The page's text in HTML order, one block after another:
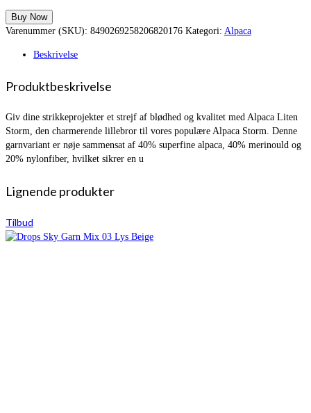
pris
var:
er:
Buy Now
Varenummer (SKU): 8490269258206820176 Kategori: Alpaca
Beskrivelse
Produktbeskrivelse
Giv dine strikkeprojekter et strejf af blødhed og kvalitet med Alpaca Liten
Storm, den charmerende lillebror til vores populære Alpaca Storm. Denne
garnvariant er nøje sammensat af 40% superfine alpaca, 40% merinould og
20% nylonfiber, hvilket sikrer en u
Lignende produkter
Tilbud